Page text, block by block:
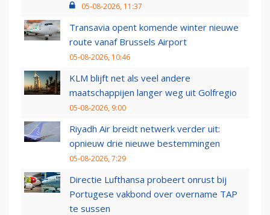
05-08-2026, 11:37
Transavia opent komende winter nieuwe
route vanaf Brussels Airport
05-08-2026, 10:46
KLM blijft net als veel andere
maatschappijen langer weg uit Golfregio
05-08-2026, 9:00
Riyadh Air breidt netwerk verder uit:
opnieuw drie nieuwe bestemmingen
05-08-2026, 7:29
Directie Lufthansa probeert onrust bij
Portugese vakbond over overname TAP
te sussen